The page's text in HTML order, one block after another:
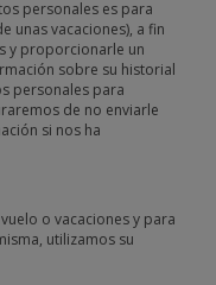
personales es para
unas vacaciones), a fin
y proporcionarle un
sobre su historial
personales para
de no enviarle
si nos ha
o vacaciones y para
utilizamos su